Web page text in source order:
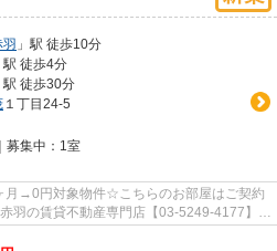
羽 」駅 徒歩10分
駅 徒歩4分
駅 徒歩30分
１丁目24-5
集中： 1室
月→0円対象物件☆こちらのお部屋はご契約
羽の賃貸不動産専門店【03-5249-4177】